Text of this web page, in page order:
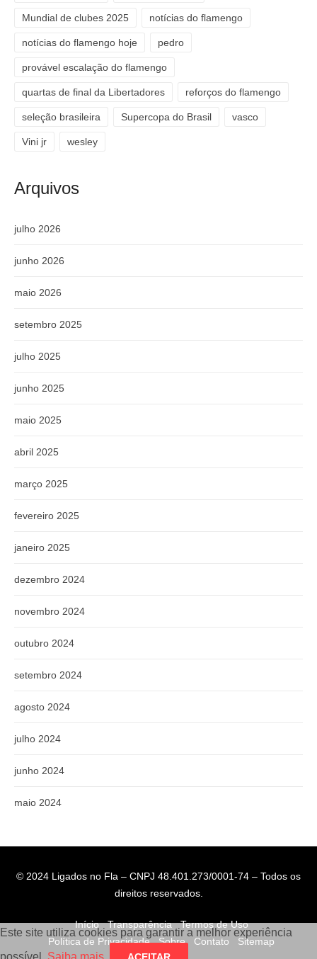
Mundial de clubes 2025 notícias do flamengo
notícias do flamengo hoje pedro
provável escalação do flamengo
quartas de final da Libertadores reforços do flamengo
seleção brasileira Supercopa do Brasil vasco
Vini jr wesley
Arquivos
julho 2026
junho 2026
maio 2026
setembro 2025
julho 2025
junho 2025
maio 2025
abril 2025
março 2025
fevereiro 2025
janeiro 2025
dezembro 2024
novembro 2024
outubro 2024
setembro 2024
agosto 2024
julho 2024
junho 2024
maio 2024
© 2024 Ligados no Fla – CNPJ 48.401.273/0001-74 – Todos os
direitos reservados.
Início Transparência
Termos de Uso
Política de Privacidade
Sobre Contato Sitemap
Este site utiliza cookies para garantir a melhor experiência
possível. Saiba mais